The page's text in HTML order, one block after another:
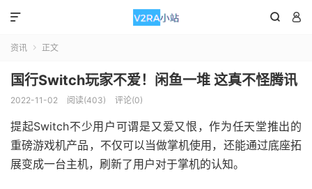
 

资讯  正文
国行Switch玩家不爱！闲鱼一堆 这真不怪腾讯
2022-11-02 阅读(403) 评论(0)
提起Switch不少用户可谓是又爱又恨，作为任天堂推出的
重磅游戏机产品，不仅可以当做掌机使用，还能通过底座拓
展变成一台主机，刷新了用户对于掌机的认知。